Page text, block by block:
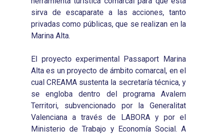
sirva de escaparate a las acciones, tanto
privadas como públicas, que se realizan en la
Marina Alta.
El proyecto experimental Passaport Marina
Alta es un proyecto de ámbito comarcal, en el
cual CREAMA sustenta la secretaría técnica, y
se engloba dentro del programa Avalem
Territori, subvencionado por la Generalitat
Valenciana a través de LABORA y por el
Ministerio de Trabajo y Economía Social. A
2019
Experimentales
Informes